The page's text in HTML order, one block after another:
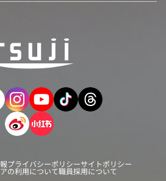
プライバシーポリシーサイトポリシー
の利用について職員採用について